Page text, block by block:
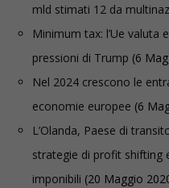
mld stimati 12 da
Minimum tax: l’Ue valuta
pressioni di Trump (6
Nel 2024 crescono le
economie europee (6
L’Olanda, Paese di
strategie di profit shifting
imponibili (20 Maggio